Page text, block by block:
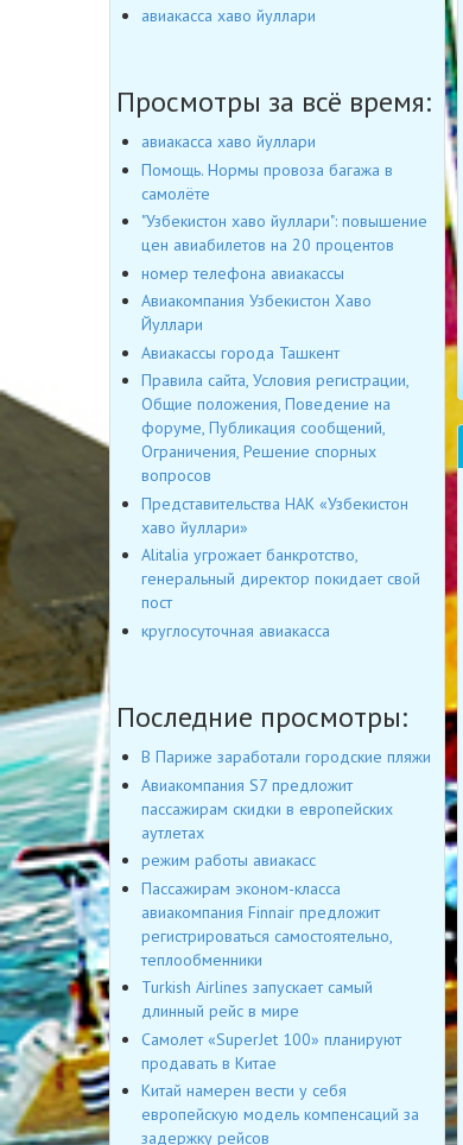
авиакасса хаво йуллари
Просмотры за всё время:
авиакасса хаво йуллари
Помощь. Нормы провоза багажа в
самолёте
"Узбекистон хаво йуллари": повышение
цен авиабилетов на 20 процентов
номер телефона авиакассы
Авиакомпания Узбекистон Хаво
Йуллари
Авиакассы города Ташкент
Правила сайта, Условия регистрации,
Общие положения, Поведение на
форуме, Публикация сообщений,
Ограничения, Решение спорных
вопросов
Представительства НАК «Узбекистон
хаво йуллари»
Alitalia угрожает банкротство,
генеральный директор покидает свой
пост
круглосуточная авиакасса
Последние просмотры:
В Париже заработали городские пляжи
Авиакомпания S7 предложит
пассажирам скидки в европейских
аутлетах
режим работы авиакасс
Пассажирам эконом-класса
авиакомпания Finnair предложит
регистрироваться самостоятельно,
теплообменники
Turkish Airlines запускает самый
длинный рейс в мире
Самолет «SuperJet 100» планируют
продавать в Китае
Китай намерен вести у себя
европейскую модель компенсаций за
задержку рейсов